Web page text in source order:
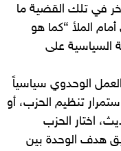
في تلك القضية ما
الملأ “كما هو
السياسية على
الوحدوي سياسياً
تنظيم الحزب، أو
اختار الحزب
هدف الوحدة بين